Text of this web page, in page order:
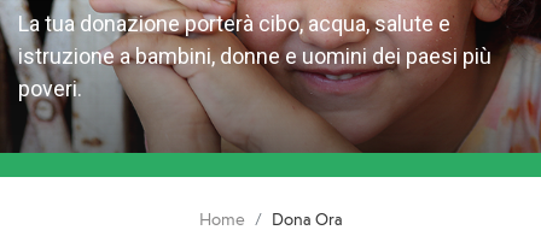
La tua donazione porterà cibo, acqua, salute e
istruzione a bambini, donne e uomini dei paesi più
poveri.
Home Dona Ora